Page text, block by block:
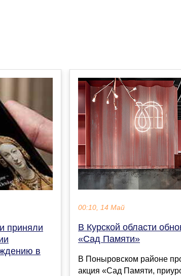
приняли
в
00:10, 14 Май
В Курской области
«Сад Памяти»
В Поныровском районе
акция «Сад Памяти,